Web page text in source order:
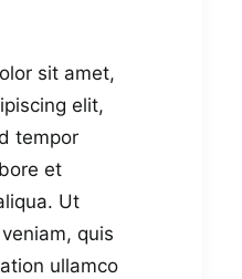
sit amet,
elit,
tempor
et
Ut
quis
ullamco